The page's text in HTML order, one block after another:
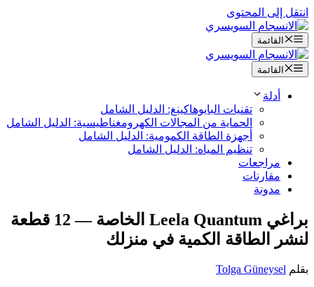
انتقل إلى المحتوى
القائمة
القائمة
أدلة
تقنيات البايوهاكينغ: الدليل الشامل
الحماية من المجالات الكهرومغناطيسية: الدليل الشامل
أجهزة الطاقة الكمومية: الدليل الشامل
تنظيم المياه: الدليل الشامل
مراجعات
مقارنات
مدونة
براغي Leela Quantum الخاصة — 12 قطعة
لنشر الطاقة الكمية في منزلك
بقلم Tolga Güneysel